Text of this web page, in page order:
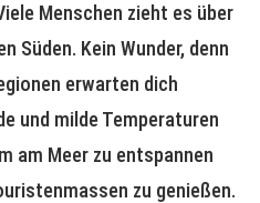
Menschen zieht es über
Süden. Kein Wunder, denn
erwarten dich
und milde Temperaturen
am Meer zu entspannen
zu genießen.